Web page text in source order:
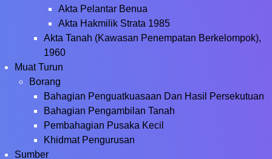
Akta Pelantar Benua
Akta Hakmilik Strata 1985
Akta Tanah (Kawasan Penempatan Berkelompok),
1960
Muat Turun
Borang
Bahagian Penguatkuasaan Dan Hasil Persekutuan
Bahagian Pengambilan Tanah
Pembahagian Pusaka Kecil
Khidmat Pengurusan
Sumber